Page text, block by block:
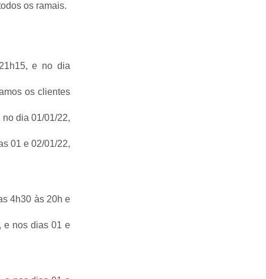
os ramais.
e no dia
os clientes
dia 01/01/22,
01 e 02/01/22,
4h30 às 20h e
e nos dias 01 e